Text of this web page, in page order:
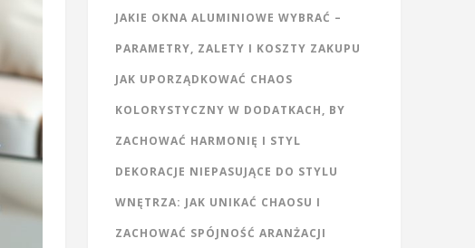
JAKIE OKNA ALUMINIOWE WYBRAĆ –
PARAMETRY, ZALETY I KOSZTY ZAKUPU
JAK UPORZĄDKOWAĆ CHAOS
KOLORYSTYCZNY W DODATKACH, BY
ZACHOWAĆ HARMONIĘ I STYL
DEKORACJE NIEPASUJĄCE DO STYLU
WNĘTRZA: JAK UNIKAĆ CHAOSU I
ZACHOWAĆ SPÓJNOŚĆ ARANŻACJI